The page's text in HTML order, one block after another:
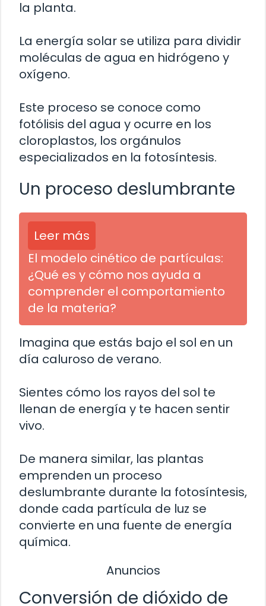
la planta.
La energía solar se utiliza para dividir
moléculas de agua en hidrógeno y
oxígeno.
Este proceso se conoce como
fotólisis del agua y ocurre en los
cloroplastos, los orgánulos
especializados en la fotosíntesis.
Un proceso deslumbrante
Leer más
El modelo cinético de partículas:
¿Qué es y cómo nos ayuda a
comprender el comportamiento
de la materia?
Imagina que estás bajo el sol en un
día caluroso de verano.
Sientes cómo los rayos del sol te
llenan de energía y te hacen sentir
vivo.
De manera similar, las plantas
emprenden un proceso
deslumbrante durante la fotosíntesis,
donde cada partícula de luz se
convierte en una fuente de energía
química.
Anuncios
Conversión de dióxido de